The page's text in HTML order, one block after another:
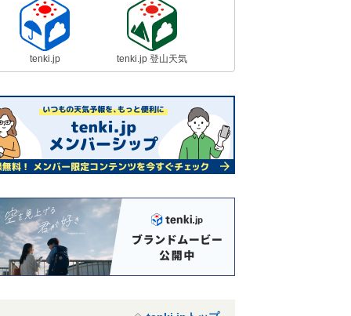
tenki.jp tenki.jp 登山天気